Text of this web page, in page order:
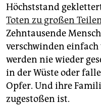
Höchststand
Toten zu großen
Zehntausende
verschwinden
werden nie wieder
in der Wüste oder
Opfer. Und ihre
zugestoßen ist.